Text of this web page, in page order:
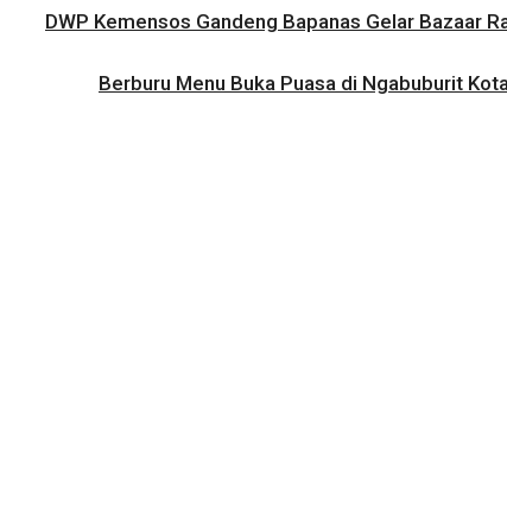
DWP Kemensos Gandeng Bapanas Gelar Bazaar
Berburu Menu Buka Puasa di Ngabuburit